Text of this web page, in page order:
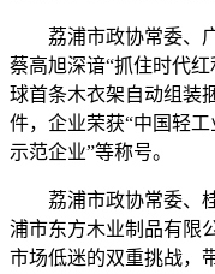
荔浦市政协常委、广
蔡高旭深谙“抓住时代
球首条木衣架自动组装
件，企业荣获“中国轻
示范企业”等称号。
荔浦市政协常委、桂
浦市东方木业制品有限
市场低迷的双重挑战，